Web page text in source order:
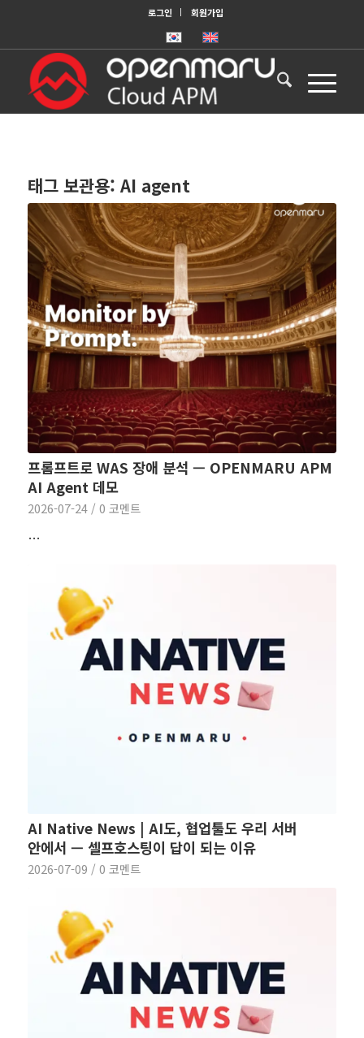
로그인 회원가입
태그 보관용: AI agent
프롬프트로 WAS 장애 분석 — OPENMARU APM
AI Agent 데모
2026-07-24 / 0 코멘트
…
AI Native News | AI도, 협업툴도 우리 서버
안에서 — 셀프호스팅이 답이 되는 이유
2026-07-09 / 0 코멘트